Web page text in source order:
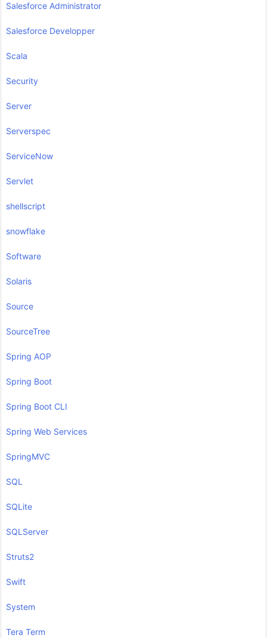
Salesforce Administrator
Salesforce Developper
Scala
Security
Server
Serverspec
ServiceNow
Servlet
shellscript
snowflake
Software
Solaris
Source
SourceTree
Spring AOP
Spring Boot
Spring Boot CLI
Spring Web Services
SpringMVC
SQL
SQLite
SQLServer
Struts2
Swift
System
Tera Term